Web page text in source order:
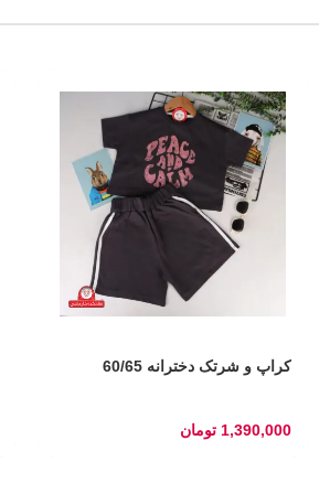
کراپ و شرتک دخترانه 60/65
1,390,000 تومان